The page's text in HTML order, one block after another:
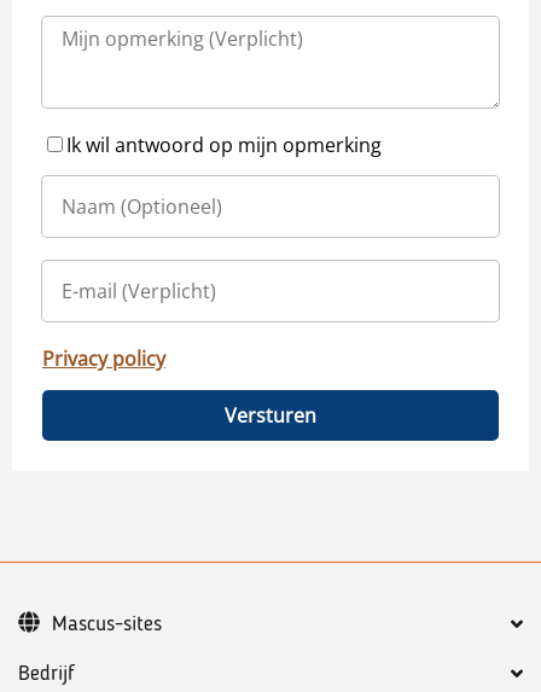
Ik wil antwoord op mijn opmerking
Privacy policy
Versturen
Bedrijf
Mascus-sites